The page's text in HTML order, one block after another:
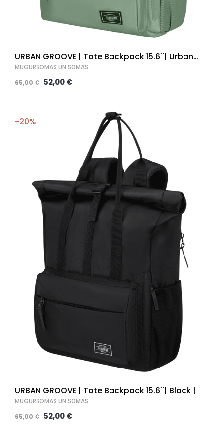
URBAN GROOVE | Tote Backpack 15.6''| Urban
Green |
MUGURSOMAS UN SOMAS
65,00 € 52,00 €
-20%
URBAN GROOVE | Tote Backpack 15.6''| Black |
MUGURSOMAS UN SOMAS
65,00 € 52,00 €